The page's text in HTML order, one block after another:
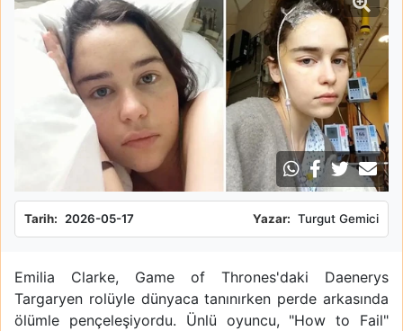
Tarih: 2026-05-17 Yazar: Turgut Gemici
Emilia Clarke, Game of Thrones'daki Daenerys
Targaryen rolüyle dünyaca tanınırken perde arkasında
ölümle pençeleşiyordu. Ünlü oyuncu, "How to Fail"